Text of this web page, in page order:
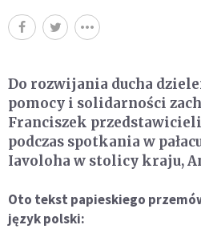
Do rozwijania ducha
pomocy i solidarności
Franciszek
podczas spotkania w
Iavoloha w stolicy kraju,
Oto tekst papieskiego
język polski: